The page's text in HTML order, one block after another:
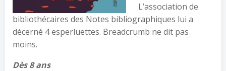
L’association de
bibliothécaires des Notes bibliographiques lui a
décerné 4 esperluettes. Breadcrumb ne dit pas
moins.
Dès 8 ans